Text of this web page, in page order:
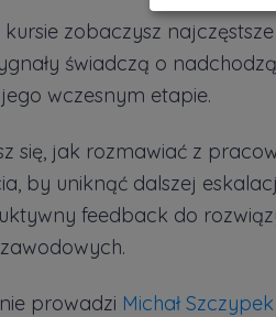
zobaczysz
świadczą o
wczesnym etapie.
się, jak rozmawiać z
by uniknąć dalszej
feedback do
prowadzi Michał Szczypek